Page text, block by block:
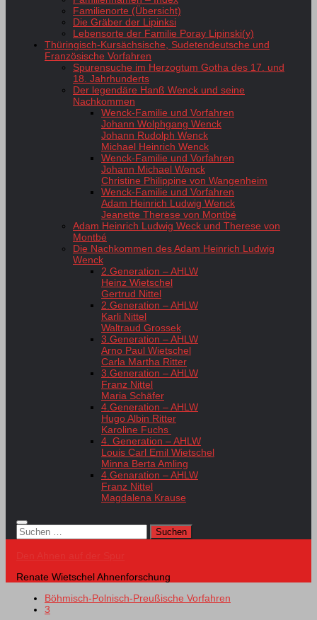
Familienorte (Übersicht)
Die Gräber der Lipinksi
Lebensorte der Familie Poray Lipinski(y)
Thüringisch-Kursächsische, Sudetendeutsche und
Französische Vorfahren
Spurensuche im Herzogtum Gotha des 17. und
18. Jahrhunderts
Der legendäre Hanß Wenck und seine
Nachkommen
Wenck-Familie und Vorfahren
Johann Wolphgang Wenck
Johann Rudolph Wenck
Michael Heinrich Wenck
Wenck-Familie und Vorfahren
Johann Michael Wenck
Christine Philippine von Wangenheim
Wenck-Familie und Vorfahren
Adam Heinrich Ludwig Wenck
Jeanette Therese von Montbé
Adam Heinrich Ludwig Weck und Therese von
Montbé
Die Nachkommen des Adam Heinrich Ludwig
Wenck
2.Generation – AHLW
Heinz Wietschel
Gertrud Nittel
2.Generation – AHLW
Karli Nittel
Waltraud Grossek
3.Generation – AHLW
Arno Paul Wietschel
Carla Martha Ritter
3.Generation – AHLW
Franz Nittel
Maria Schäfer
4.Generation – AHLW
Hugo Albin Ritter
Karoline Fuchs
4. Generation – AHLW
Louis Carl Emil Wietschel
Minna Berta Amling
4.Genaration – AHLW
Franz Nittel
Magdalena Krause
Suchen
nach:
Renate Wietschel Ahnenforschung
Böhmisch-Polnisch-Preußische Vorfahren
3